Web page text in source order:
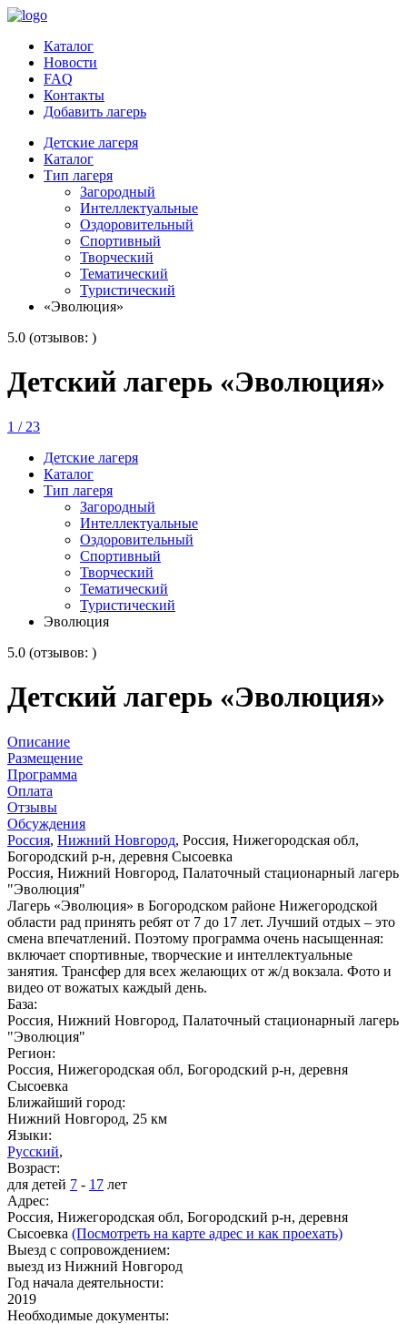
Каталог
Новости
FAQ
Контакты
Добавить лагерь
Детские лагеря
Каталог
Тип лагеря
Загородный
Интеллектуальные
Оздоровительный
Спортивный
Творческий
Тематический
Туристический
«Эволюция»
5.0 (отзывов: )
Детский лагерь «Эволюция»
1 / 23
Детские лагеря
Каталог
Тип лагеря
Загородный
Интеллектуальные
Оздоровительный
Спортивный
Творческий
Тематический
Туристический
Эволюция
5.0 (отзывов: )
Детский лагерь «Эволюция»
Описание
Размещение
Программа
Оплата
Отзывы
Обсуждения
Россия, Нижний Новгород, Россия, Нижегородская обл,
Богородский р-н, деревня Сысоевка
Россия, Нижний Новгород, Палаточный стационарный лагерь
"Эволюция"
Лагерь «Эволюция» в Богородском районе Нижегородской
области рад принять ребят от 7 до 17 лет. Лучший отдых – это
смена впечатлений. Поэтому программа очень насыщенная:
включает спортивные, творческие и интеллектуальные
занятия. Трансфер для всех желающих от ж/д вокзала. Фото и
видео от вожатых каждый день.
База:
Россия, Нижний Новгород, Палаточный стационарный лагерь
"Эволюция"
Регион:
Россия, Нижегородская обл, Богородский р-н, деревня
Сысоевка
Ближайший город:
Нижний Новгород, 25 км
Языки:
Русский,
Возраст:
для детей 7 - 17 лет
Адрес:
Россия, Нижегородская обл, Богородский р-н, деревня
Сысоевка (Посмотреть на карте адрес и как проехать)
Выезд с сопровождением:
выезд из Нижний Новгород
Год начала деятельности:
2019
Необходимые документы: